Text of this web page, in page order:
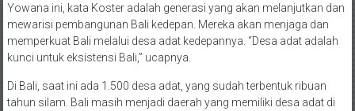
Yowana ini, kata Koster adalah generasi yang akan melanjutkan dan
mewarisi pembangunan Bali kedepan. Mereka akan menjaga dan
memperkuat Bali melalui desa adat kedepannya. “Desa adat adalah
kunci untuk eksistensi Bali,” ucapnya.
Di Bali, saat ini ada 1.500 desa adat, yang sudah terbentuk ribuan
tahun silam. Bali masih menjadi daerah yang memiliki desa adat di